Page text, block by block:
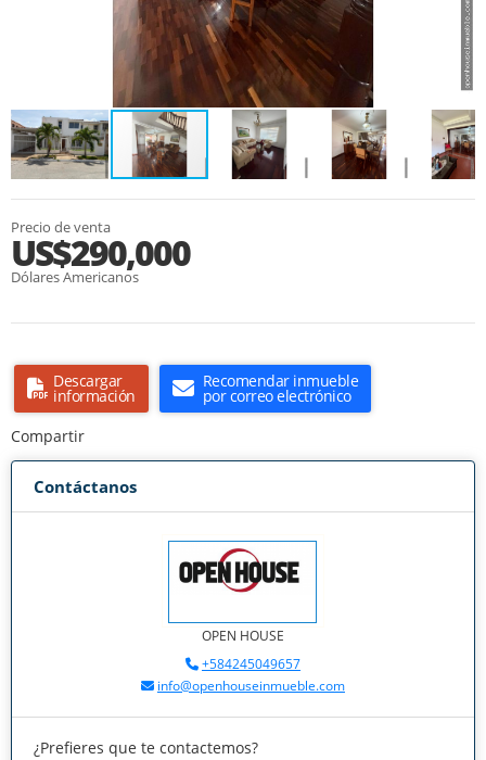
Precio de venta
US$290,000
Dólares Americanos
Descargar
información
Recomendar inmueble
por correo electrónico
Compartir
Contáctanos
OPEN HOUSE
+584245049657
info@openhouseinmueble.com
¿Prefieres que te contactemos?